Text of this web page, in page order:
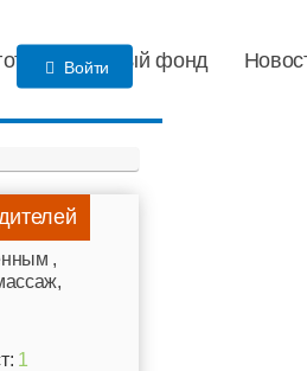
фонд
Войти
,
1